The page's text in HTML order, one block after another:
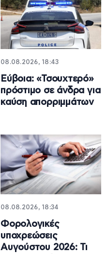
08.08.2026, 18:43
Εύβοια: «Τσουχτερό»
πρόστιμο σε άνδρα για
καύση απορριμμάτων
08.08.2026, 18:34
Φορολογικές
υποχρεώσεις
Αυγούστου 2026: Τι